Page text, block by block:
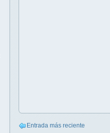
Entrada más reciente